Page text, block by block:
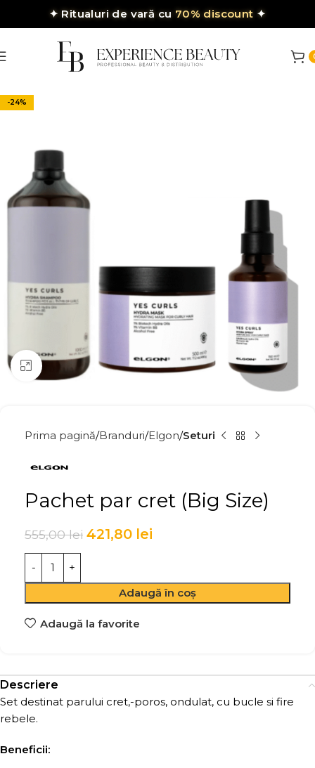
✦ Ritualuri de vară cu 70% discount ✦
-24%
Click to enlarge
Prima pagină Branduri Elgon Seturi
Pachet par cret (Big Size)
555,00lei 421,80 lei
Adaugă în coș
Adaugă la favorite
Descriere
Set destinat parului cret,-poros, ondulat, cu bucle si fire
rebele.
Beneficii: